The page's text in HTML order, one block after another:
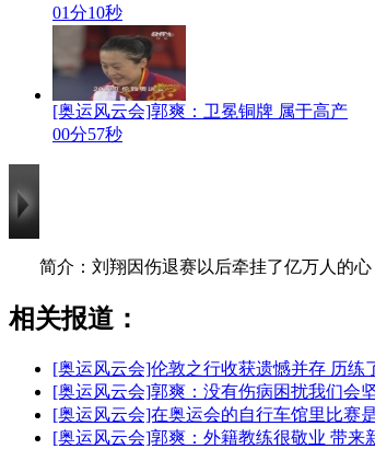
01分10秒
[奥运风云会]郭爽：卫冕铜牌 属于高产
00分57秒
简介：刘翔因伤退赛以后牵挂了亿万人的
相关报道：
[奥运风云会]伦敦之行收获遗憾并存 历练
[奥运风云会]郭爽：没有伤病困扰我们会
[奥运风云会]在奥运会的自行车馆里比赛
[奥运风云会]郭爽：外籍教练很敬业 带来